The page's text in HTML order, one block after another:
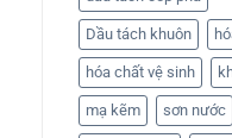
Dầu tách khuôn
hóa chất vệ sinh
mạ kẽm sơn nước